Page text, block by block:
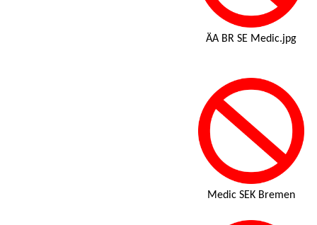
ÄA BR SE Medic.jpg
Medic SEK Bremen